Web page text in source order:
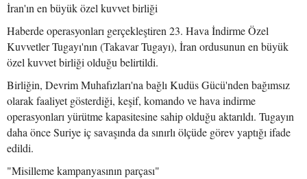
İran'ın en büyük özel kuvvet birliği
Haberde operasyonları gerçekleştiren 23. Hava İndirme Özel
Kuvvetler Tugayı'nın (Takavar Tugayı), İran ordusunun en büyük
özel kuvvet birliği olduğu belirtildi.
Birliğin, Devrim Muhafızları'na bağlı Kudüs Gücü'nden bağımsız
olarak faaliyet gösterdiği, keşif, komando ve hava indirme
operasyonları yürütme kapasitesine sahip olduğu aktarıldı. Tugayın
daha önce Suriye iç savaşında da sınırlı ölçüde görev yaptığı ifade
edildi.
"Misilleme kampanyasının parçası"